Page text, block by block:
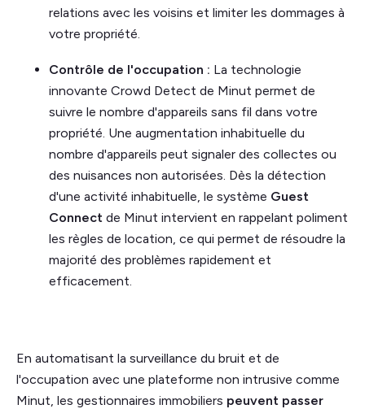
relations avec les voisins et limiter les dommages à
votre propriété.
Contrôle de l'occupation : La technologie
innovante Crowd Detect de Minut permet de
suivre le nombre d'appareils sans fil dans votre
propriété. Une augmentation inhabituelle du
nombre d'appareils peut signaler des collectes ou
des nuisances non autorisées. Dès la détection
d'une activité inhabituelle, le système Guest
Connect de Minut intervient en rappelant poliment
les règles de location, ce qui permet de résoudre la
majorité des problèmes rapidement et
efficacement.
En automatisant la surveillance du bruit et de
l'occupation avec une plateforme non intrusive comme
Minut, les gestionnaires immobiliers peuvent passer